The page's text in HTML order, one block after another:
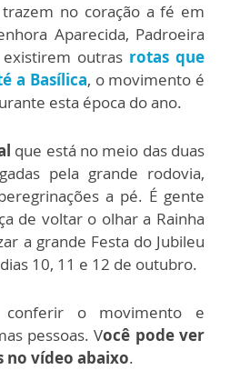
no coração a fé em
Aparecida, Padroeira
outras rotas que
a Basílica, o movimento é
esta época do ano.
que está no meio das duas
pela grande rodovia,
a pé. É gente
de voltar o olhar a Rainha
a grande Festa do Jubileu
10, 11 e 12 de outubro.
o movimento e
pessoas. Você pode ver
no vídeo abaixo.